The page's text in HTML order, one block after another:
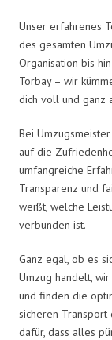
Unser erfahrenes
des gesamten
Organisation bis
Torbay – wir
dich voll und ganz
Bei
auf die
umfangreiche
Transparenz und
weißt, welche
verbunden ist.
Ganz egal, ob es
Umzug handelt,
und finden die
sicheren
dafür, dass alles